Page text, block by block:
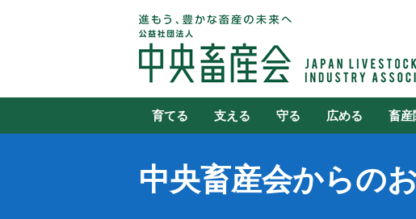
育てる 支える 守る 広める 畜産
中央畜産会からの